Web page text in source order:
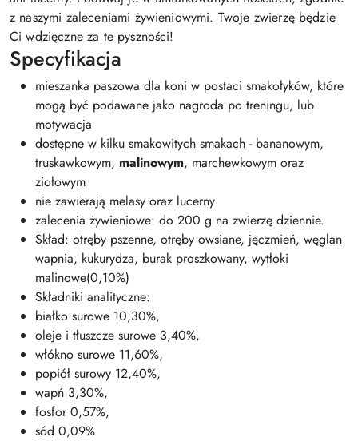
z naszymi zaleceniami żywieniowymi. Twoje zwierzę będzie
Ci wdzięczne za te pyszności!
Specyfikacja
mieszanka paszowa dla koni w postaci smakołyków, które
mogą być podawane jako nagroda po treningu, lub
motywacja
dostępne w kilku smakowitych smakach - bananowym,
truskawkowym, malinowym, marchewkowym oraz
ziołowym
nie zawierają melasy oraz lucerny
zalecenia żywieniowe: do 200 g na zwierzę dziennie.
Skład: otręby pszenne, otręby owsiane, jęczmień, węglan
wapnia, kukurydza, burak proszkowany, wytłoki
malinowe(0,10%)
Składniki analityczne:
białko surowe 10,30%,
oleje i tłuszcze surowe 3,40%,
włókno surowe 11,60%,
popiół surowy 12,40%,
wapń 3,30%,
fosfor 0,57%,
sód 0,09%